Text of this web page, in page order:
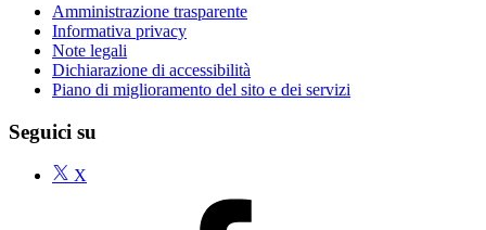
Amministrazione trasparente
Informativa privacy
Note legali
Dichiarazione di accessibilità
Piano di miglioramento del sito e dei servizi
Seguici su
X